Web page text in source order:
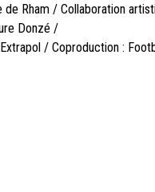
de Rham / Collaboration
Donzé /
/ Coproduction :